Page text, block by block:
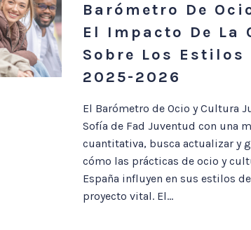
Barómetro De
El Impacto De La
Sobre Los Estilos
2025-2026
El Barómetro de Ocio y Cultura
Sofía de Fad Juventud con una
cuantitativa, busca actualizar y
cómo las prácticas de ocio y
España influyen en sus estilos
proyecto vital. El...